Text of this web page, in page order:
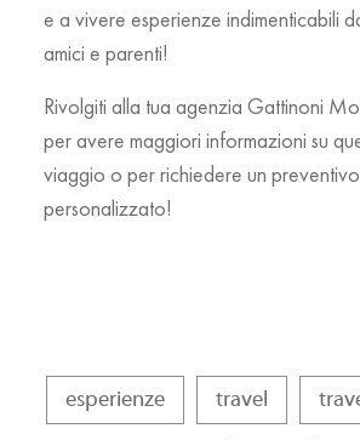
e a vivere esperienze indimenticabili
amici e parenti!
Rivolgiti alla tua agenzia Gattinoni
per avere maggiori informazioni su
viaggio o per richiedere un
personalizzato!
esperienze travel